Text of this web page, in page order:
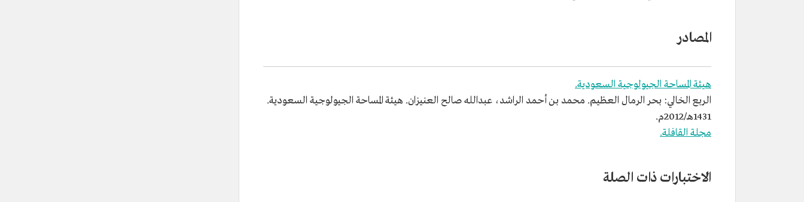
المصادر
هيئة المساحة الجيولوجية السعودية.
الربع الخالي: بحر الرمال العظيم. محمد بن أحمد الراشد، عبدالله صالح العنيزان. هيئة المساحة الجيولوجية السعودية.
1431هـ/2012م.
مجلة القافلة.
الاختبارات ذات الصلة